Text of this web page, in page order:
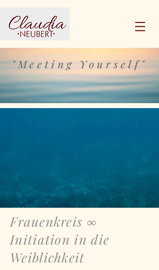
"Meeting Yourself"
Frauenkreis ∞
Initiation in die
Weiblichkeit